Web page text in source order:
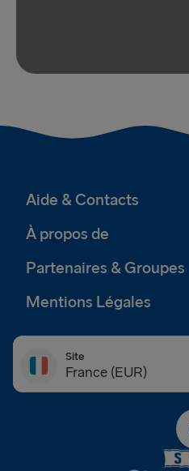
Aide & Contacts
À propos de
Partenaires & Groupes
Mentions Légales
Site
France (EUR)